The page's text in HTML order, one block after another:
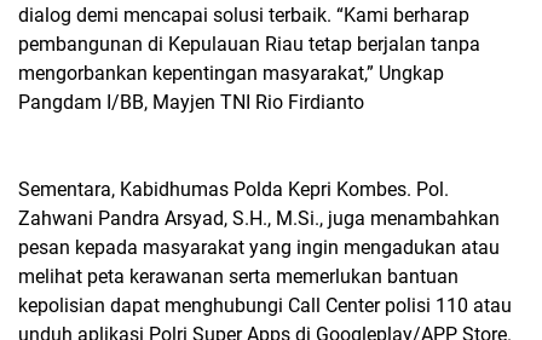
dialog demi mencapai solusi terbaik. “Kami berharap
pembangunan di Kepulauan Riau tetap berjalan tanpa
mengorbankan kepentingan masyarakat,” Ungkap
Pangdam I/BB, Mayjen TNI Rio Firdianto
Sementara, Kabidhumas Polda Kepri Kombes. Pol.
Zahwani Pandra Arsyad, S.H., M.Si., juga menambahkan
pesan kepada masyarakat yang ingin mengadukan atau
melihat peta kerawanan serta memerlukan bantuan
kepolisian dapat menghubungi Call Center polisi 110 atau
unduh aplikasi Polri Super Apps di Googleplay/APP Store.